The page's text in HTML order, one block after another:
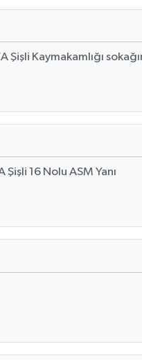
Kaymakamlığı
16 Nolu ASM Yanı